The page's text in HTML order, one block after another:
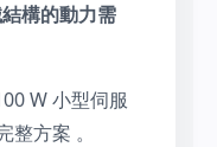
構的動力需
W 小型伺服
方案 。